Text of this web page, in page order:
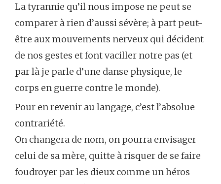
La tyrannie qu’il nous impose ne peut se
comparer à rien d’aussi sévère; à part peut-
être aux mouvements nerveux qui décident
de nos gestes et font vaciller notre pas (et
par là je parle d’une danse physique, le
corps en guerre contre le monde).
Pour en revenir au langage, c’est l’absolue
contrariété.
On changera de nom, on pourra envisager
celui de sa mère, quitte à risquer de se faire
foudroyer par les dieux comme un héros